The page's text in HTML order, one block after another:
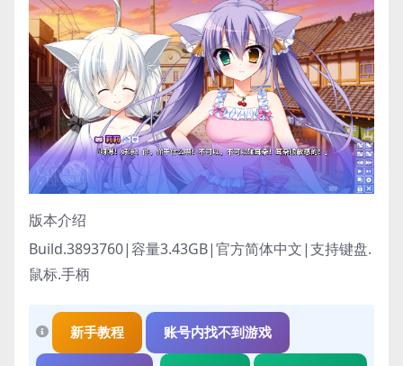
版本介绍
Build.3893760|容量3.43GB|官方简体中文|支持键盘.
鼠标.手柄
新手教程 账号内找不到游戏